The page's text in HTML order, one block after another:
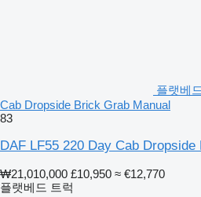
플랫베
Cab Dropside Brick Grab Manual
83
DAF LF55 220 Day Cab
₩21,010,000 £10,950 ≈ €12,770
플랫베드 트럭